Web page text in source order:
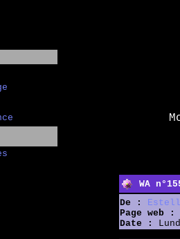
WA
De :
Page web :
Date :